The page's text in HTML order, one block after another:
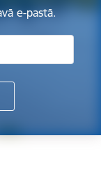
e-pastā.